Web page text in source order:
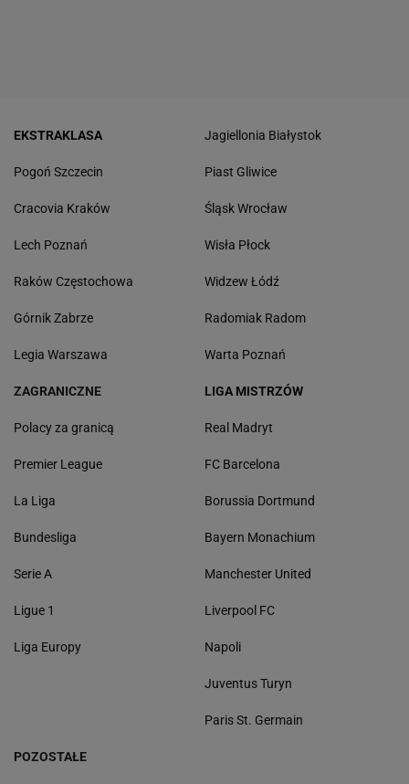
EKSTRAKLASA
Pogoń Szczecin
Cracovia Kraków
Lech Poznań
Raków Częstochowa
Górnik Zabrze
Legia Warszawa
Jagiellonia Białystok
Piast Gliwice
Śląsk Wrocław
Wisła Płock
Widzew Łódź
Radomiak Radom
Warta Poznań
ZAGRANICZNE
Polacy za granicą
Premier League
La Liga
Bundesliga
Serie A
Ligue 1
Liga Europy
LIGA MISTRZÓW
Real Madryt
FC Barcelona
Borussia Dortmund
Bayern Monachium
Manchester United
Liverpool FC
Napoli
Juventus Turyn
Paris St. Germain
POZOSTAŁE